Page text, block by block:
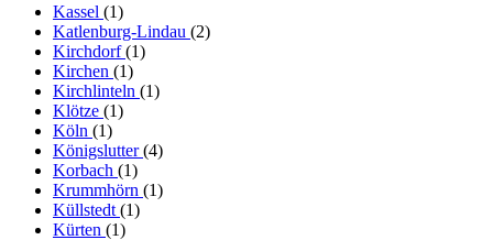
Kassel (1)
Katlenburg-Lindau (2)
Kirchdorf(1)
Kirchen (1)
Kirchlinteln (1)
Klötze (1)
Köln (1)
Königslutter(4)
Korbach (1)
Krummhörn (1)
Küllstedt (1)
Kürten (1)